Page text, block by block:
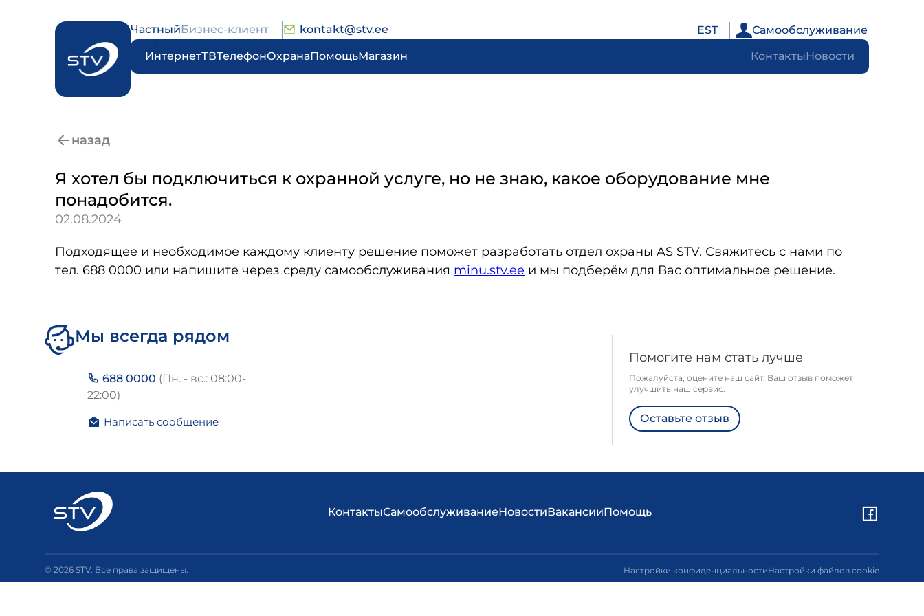
ЧастныйБизнес-клиент kontakt@stv.ee EST
Самообслуживание
ИнтернетТВТелефонОхранаПомощьМагазин КонтактыНовости
назад
Я хотел бы подключиться к охранной услуге, но не знаю, какое оборудование мне
понадобится.
02.08.2024
Подходящее и необходимое каждому клиенту решение поможет разработать отдел охраны AS STV. Свяжитесь с нами по
тел. 688 0000 или напишите через среду самообслуживания minu.stv.ee и мы подберём для Вас оптимальное решение.
Мы всегда рядом
688 0000 (Пн. - вс.: 08:00-
22:00)
Написать сообщение
Помогите нам стать лучше
Пожалуйста, оцените наш сайт, Ваш отзыв поможет
улучшить наш сервис.
Оставьте отзыв
КонтактыСамообслуживаниеНовостиВакансииПомощь
© 2026 STV. Все права защищены. Настройки конфиденциальностиНастройки файлов cookie